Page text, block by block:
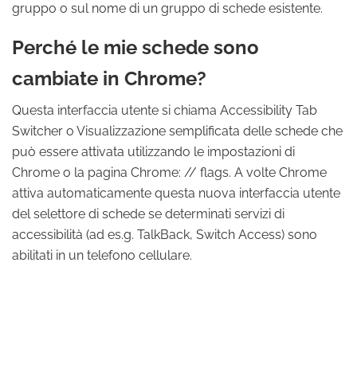
gruppo o sul nome di un gruppo di schede esistente.
Perché le mie schede sono
cambiate in Chrome?
Questa interfaccia utente si chiama Accessibility Tab
Switcher o Visualizzazione semplificata delle schede che
può essere attivata utilizzando le impostazioni di
Chrome o la pagina Chrome: // flags. A volte Chrome
attiva automaticamente questa nuova interfaccia utente
del selettore di schede se determinati servizi di
accessibilità (ad es.g. TalkBack, Switch Access) sono
abilitati in un telefono cellulare.